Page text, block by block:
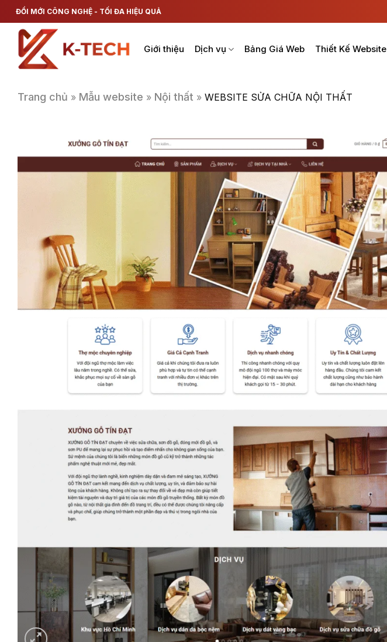
Chuyển
đến
ĐỔI MỚI CÔNG NGHỆ - TỐI ĐA HIỆU QUẢ
Giới thiệu Dịch vụ Bảng Giá Web Thiết Kế Website
Trang chủ » Mẫu website » Nội thất » WEBSITE SỬA CHỮA NỘI THẤT